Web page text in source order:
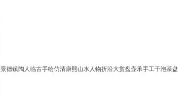
景德镇陶人临古手绘仿清康熙山水人物折沿大赏盘壶承手工干泡茶盘